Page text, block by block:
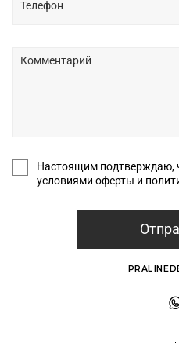
Настоящим подтверждаю,